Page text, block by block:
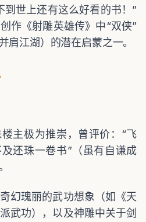
到世上还有这么好看的书！”
作《射雕英雄传》中“双侠”
肩江湖）的潜在启蒙之一。
主极为推崇，曾评价：“飞
还珠一卷书”（虽有自谦成
幻瑰丽的武功想象（如《天
武功），以及神雕中关于剑